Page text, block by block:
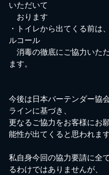
いただいて
おります
・トイレから出てくる前は
ルコール
消毒の徹底にご協力いた
ます。
今後は日本バーテンダー協
ラインに基づき、
更なるご協力をお客様にお
能性が出てくると思われます
私自身今回の協力要請に全
るわけではありませんが、